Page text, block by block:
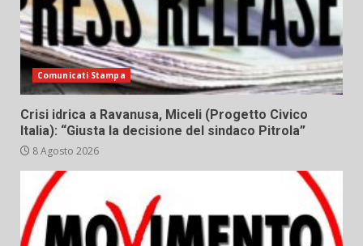
Comunicati Stampa
Crisi idrica a Ravanusa, Miceli (Progetto Civico
Italia): “Giusta la decisione del sindaco Pitrola”
8 Agosto 2026